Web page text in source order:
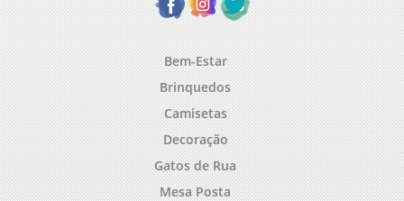
Bem-Estar
Brinquedos
Camisetas
Decoração
Gatos de Rua
Mesa Posta